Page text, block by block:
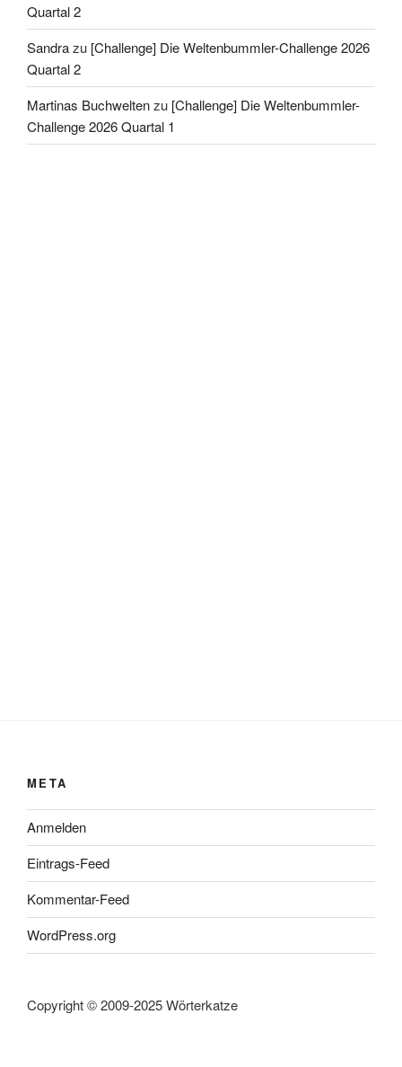
Quartal 2
Sandrazu [Challenge] Die Weltenbummler-Challenge 2026
Quartal 2
Martinas Buchweltenzu [Challenge] Die Weltenbummler-
Challenge 2026 Quartal 1
META
Anmelden
Eintrags-Feed
Kommentar-Feed
WordPress.org
Copyright © 2009-2025 Wörterkatze